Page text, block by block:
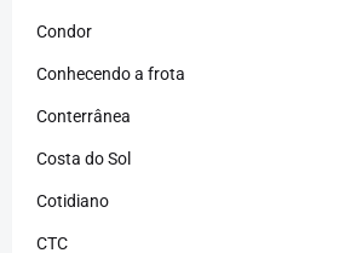
Condor
Conhecendo a frota
Conterrânea
Costa do Sol
Cotidiano
CTC